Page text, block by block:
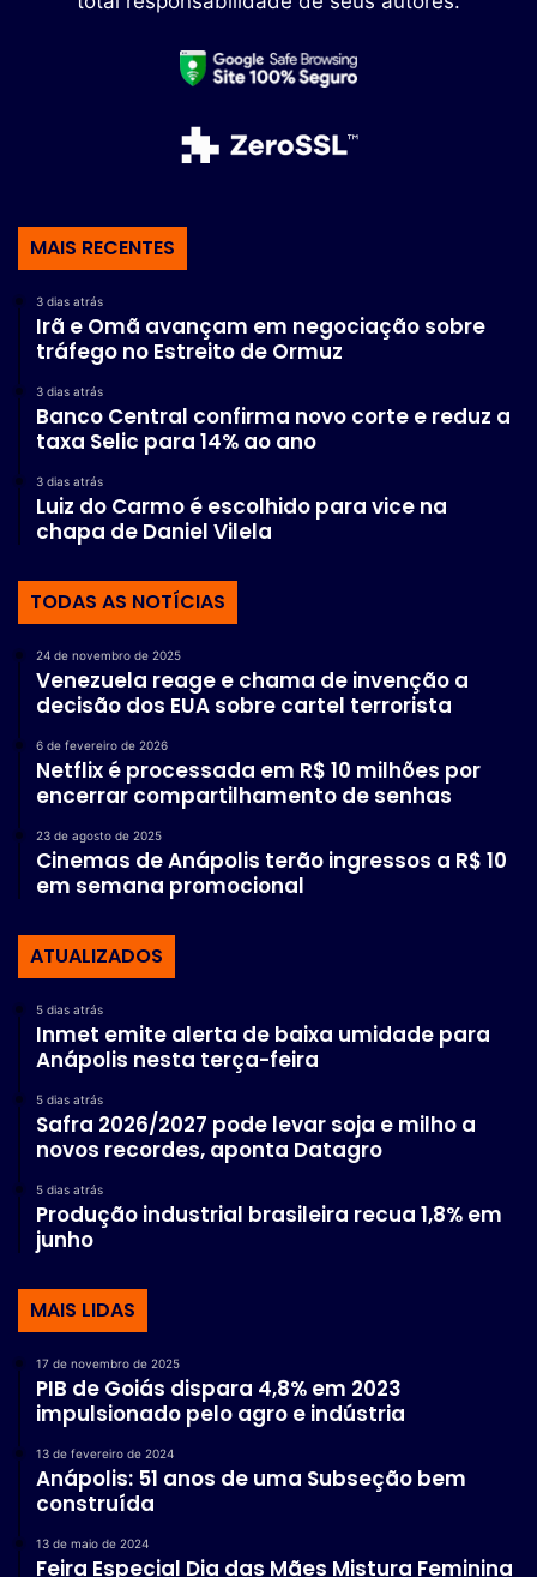
MAIS RECENTES
3 dias atrás
Irã e Omã avançam em negociação sobre
tráfego no Estreito de Ormuz
3 dias atrás
Banco Central confirma novo corte e reduz a
taxa Selic para 14% ao ano
3 dias atrás
Luiz do Carmo é escolhido para vice na
chapa de Daniel Vilela
TODAS AS NOTÍCIAS
24 de novembro de 2025
Venezuela reage e chama de invenção a
decisão dos EUA sobre cartel terrorista
6 de fevereiro de 2026
Netflix é processada em R$ 10 milhões por
encerrar compartilhamento de senhas
23 de agosto de 2025
Cinemas de Anápolis terão ingressos a R$ 10
em semana promocional
ATUALIZADOS
5 dias atrás
Inmet emite alerta de baixa umidade para
Anápolis nesta terça-feira
5 dias atrás
Safra 2026/2027 pode levar soja e milho a
novos recordes, aponta Datagro
5 dias atrás
Produção industrial brasileira recua 1,8% em
junho
MAIS LIDAS
17 de novembro de 2025
PIB de Goiás dispara 4,8% em 2023
impulsionado pelo agro e indústria
13 de fevereiro de 2024
Anápolis: 51 anos de uma Subseção bem
construída
13 de maio de 2024
Feira Especial Dia das Mães Mistura Feminina